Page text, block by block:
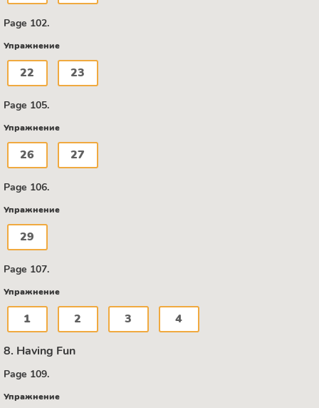
Page 102.
Упражнение
22 23
Page 105.
Упражнение
26 27
Page 106.
Упражнение
29
Page 107.
Упражнение
1 2 3 4
8. Having Fun
Page 109.
Упражнение